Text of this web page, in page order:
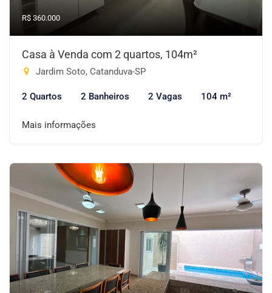
R$ 360.000
Casa à Venda com 2 quartos, 104m²
Jardim Soto, Catanduva-SP
2 Quartos 2 Banheiros 2 Vagas 104 m²
Mais informações